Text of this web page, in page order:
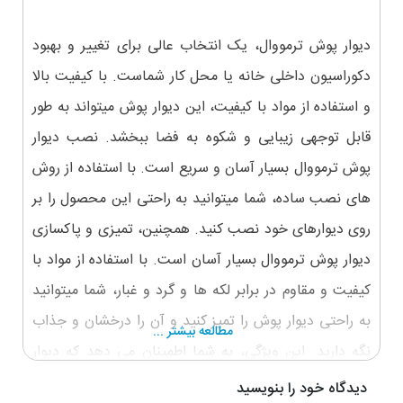
دیوار پوش ترمووال، یک انتخاب عالی برای تغییر و بهبود
دکوراسیون داخلی خانه یا محل کار شماست. با کیفیت بالا
و استفاده از مواد با کیفیت، این دیوار پوش میتواند به طور
قابل توجهی زیبایی و شکوه به فضا ببخشد. نصب دیوار
پوش ترمووال بسیار آسان و سریع است. با استفاده از روش
های نصب ساده، شما میتوانید به راحتی این محصول را بر
روی دیوارهای خود نصب کنید. همچنین، تمیزی و پاکسازی
دیوار پوش ترمووال بسیار آسان است. با استفاده از مواد با
کیفیت و مقاوم در برابر لکه ها و گرد و غبار، شما میتوانید
به راحتی دیوار پوش را تمیز کنید و آن را درخشان و جذاب
نگه دارید. این ویژگی، به شما اطمینان می دهد که دیوار
پوش ترمووال برای مدت طولانی زمان ماندگاری خواهد
مطالعه بیشتر ...
دیدگاه خود را بنویسید